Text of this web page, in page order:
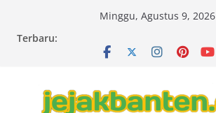
Minggu, Agustus 9, 2026
Terbaru: